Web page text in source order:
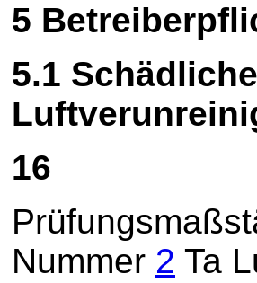
5
5.1
16
Nummer 2 Ta